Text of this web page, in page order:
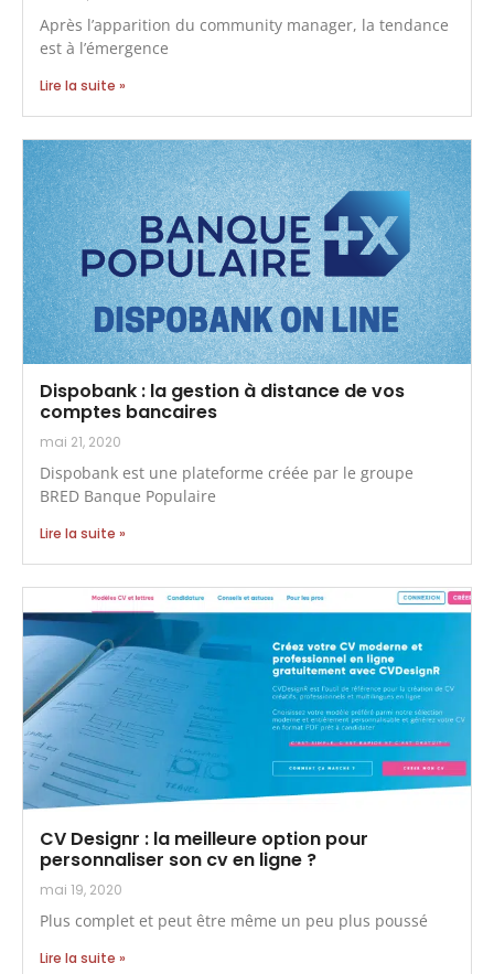
Après l’apparition du community manager, la tendance
est à l’émergence
Lire la suite »
Dispobank : la gestion à distance de vos
comptes bancaires
mai 21, 2020
Dispobank est une plateforme créée par le groupe
BRED Banque Populaire
Lire la suite »
CV Designr : la meilleure option pour
personnaliser son cv en ligne ?
mai 19, 2020
Plus complet et peut être même un peu plus poussé
Lire la suite »